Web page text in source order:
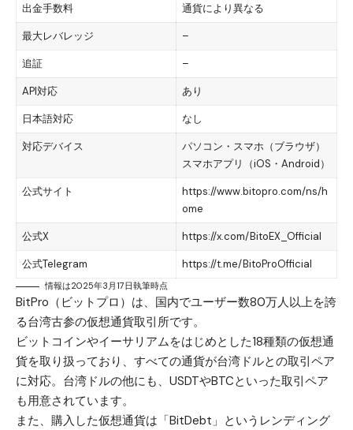
出金手数料 通貨により異なる
最大レバレッジ –
追証 –
API対応 あり
日本語対応 なし
対応デバイス
パソコン・スマホ（ブラウザ）
スマホアプリ（iOS・Android）
公式サイト
https://www.bitopro.com/ns/h
ome
公式X https://x.com/BitoEX_Official
公式Telegram https://t.me/BitoProOfficial
情報は2025年3月17日執筆時点
BitPro（ビットプロ）は、国内でユーザー数80万人以上を誇
る台湾古参の仮想通貨取引所です。
ビットコインやイーサリアムをはじめとした18種類の仮想通
貨を取り扱っており、すべての通貨が台湾ドルとの取引ペア
に対応。台湾ドルの他にも、USDTやBTCといった取引ペア
も用意されています。
また、購入した仮想通貨は「BitDebt」というレンディング